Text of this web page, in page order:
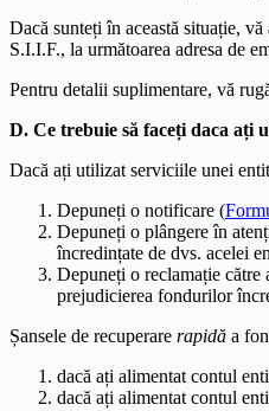
Dacă sunteți în această situație,
S.I.I.F., la următoarea adresa de
Pentru detalii suplimentare, vă
D. Ce trebuie să faceți daca ați
Dacă ați utilizat serviciile unei
Depuneți o notificare (
Depuneți o plângere în
încredințate de dvs. acelei
Depuneți o reclamație către
prejudicierea fondurilor
Șansele de recuperare rapidă a
dacă ați alimentat contul
dacă ați alimentat contul